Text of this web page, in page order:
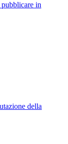
in
della